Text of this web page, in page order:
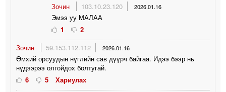
Зочин
103.10.23.120 2026.01.16
Эмээ уу МАЛАА
1
2
Зочин
59.153.112.112 2026.01.16
Өмхий орсуудын нүглийн сав дүүрч байгаа. Идээ бээр нь
нүдээрээ олгойдох болтугай.
6
5 Хариулах